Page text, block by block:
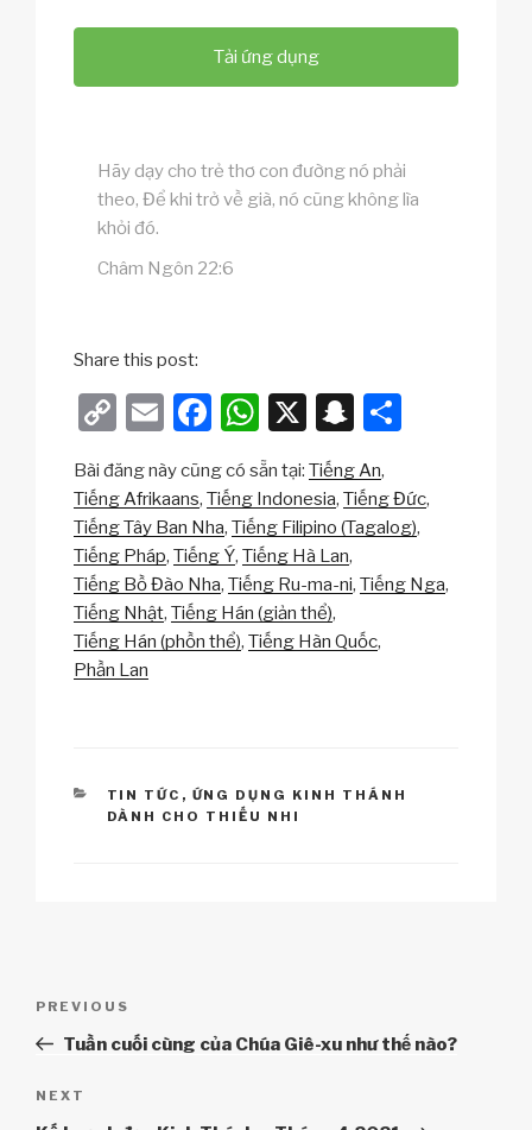
Tải ứng dụng
Hãy dạy cho trẻ thơ con đường nó phải
theo, Để khi trở về già, nó cũng không lìa
khỏi đó.
Châm Ngôn 22:6
Share this post:
C
p
y
Li
n
k
E
ail
F
c
e
b
o
o
W
h
at
s
A
p
p
X
S
a
p
h
at
ar
e
Bài đăng này cũng có sẵn tại: Tiếng An
Tiếng Afrikaans Tiếng Indonesia Tiếng Đức
Tiếng Tây Ban Nha Tiếng Filipino (Tagalog)
Tiếng Pháp Tiếng Ý Tiếng Hà Lan
Tiếng Bồ Đào Nha Tiếng Ru-ma-ni Tiếng Nga
Tiếng Nhật Tiếng Hán (giản thể)
Tiếng Hán (phồn thể) Tiếng Hàn Quốc
Phần Lan
CATEGORIES
TIN TỨC , ỨNG DỤNG KINH THÁNH
DÀNH CHO THIẾU NHI
bài
viết
Previous
Post
PREVIOUS
Tuần cuối cùng của Chúa Giê-xu như thế nào?
Next
NEXT